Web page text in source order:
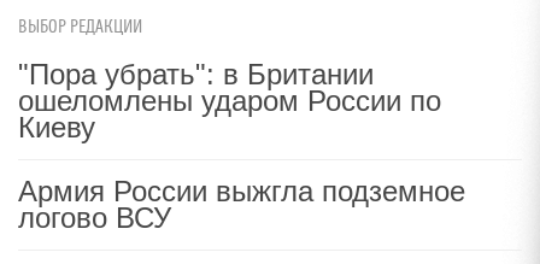
ВЫБОР РЕДАКЦИИ
"Пора убрать": в Британии
ошеломлены ударом России по
Киеву
Армия России выжгла подземное
логово ВСУ